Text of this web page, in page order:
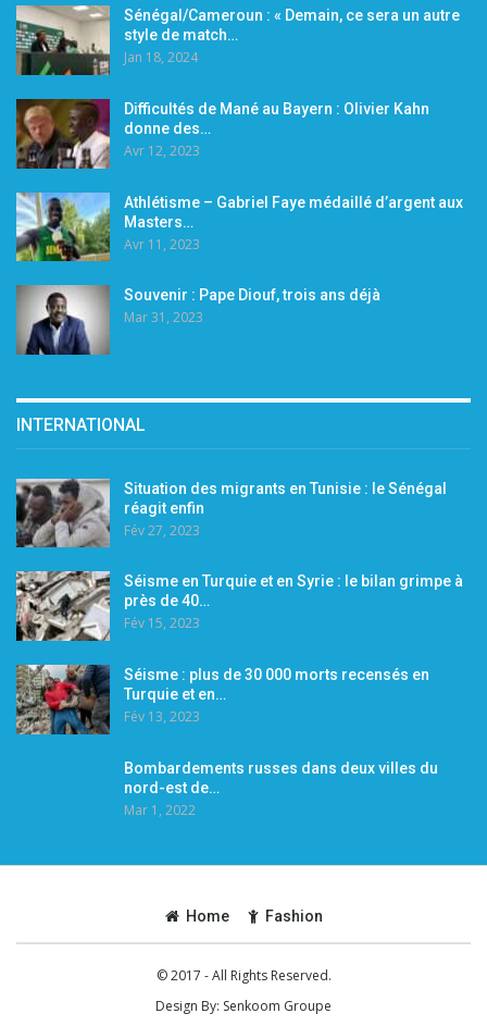
Sénégal/Cameroun : « Demain, ce sera un autre
style de match…
Jan 18, 2024
Difficultés de Mané au Bayern : Olivier Kahn
donne des…
Avr 12, 2023
Athlétisme – Gabriel Faye médaillé d’argent aux
Masters…
Avr 11, 2023
Souvenir : Pape Diouf, trois ans déjà
Mar 31, 2023
INTERNATIONAL
Situation des migrants en Tunisie : le Sénégal
réagit enfin
Fév 27, 2023
Séisme en Turquie et en Syrie : le bilan grimpe à
près de 40…
Fév 15, 2023
Séisme : plus de 30 000 morts recensés en
Turquie et en…
Fév 13, 2023
Bombardements russes dans deux villes du
nord-est de…
Mar 1, 2022
Home Fashion
© 2017 - All Rights Reserved.
Design By: Senkoom Groupe